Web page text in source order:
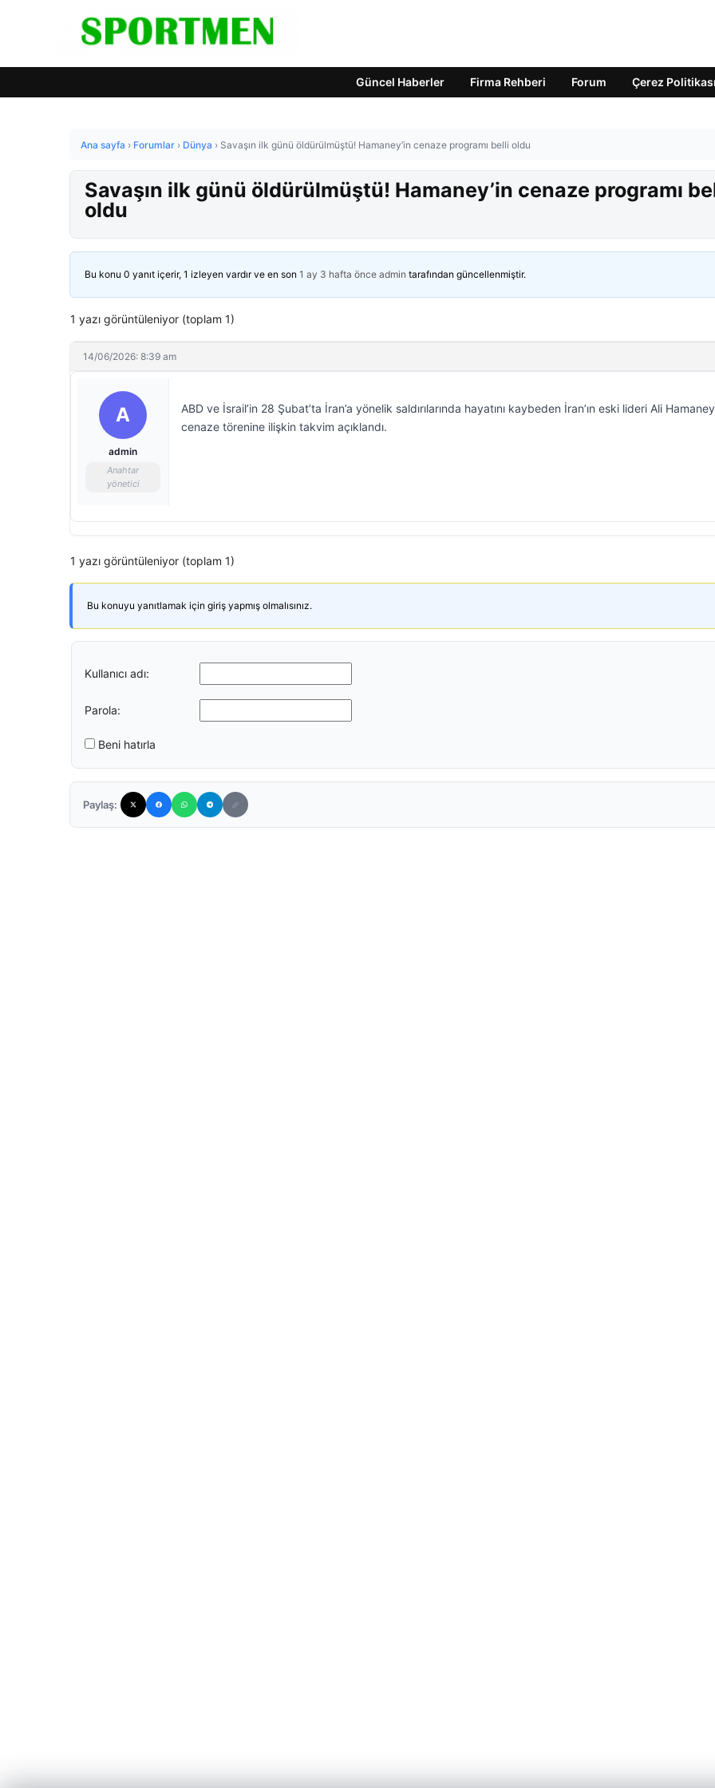
Güncel Haberler Firma Rehberi Forum Çerez Politikası
Ana sayfa › Forumlar › Dünya › Savaşın ilk günü öldürülmüştü! Hamaney’in cenaze programı belli oldu
Savaşın ilk günü öldürülmüştü! Hamaney’in cenaze programı
oldu
Bu konu 0 yanıt içerir, 1 izleyen vardır ve en son 1 ay 3 hafta önce admin tarafından güncellenmiştir.
1 yazı görüntüleniyor (toplam 1)
14/06/2026: 8:39 am
A
admin
Anahtar
yönetici
ABD ve İsrail’in 28 Şubat’ta İran’a yönelik saldırılarında hayatını kaybeden İran’ın eski lideri Ali
cenaze törenine ilişkin takvim açıklandı.
1 yazı görüntüleniyor (toplam 1)
Bu konuyu yanıtlamak için giriş yapmış olmalısınız.
Kullanıcı adı:
Parola:
Beni hatırla
Paylaş: